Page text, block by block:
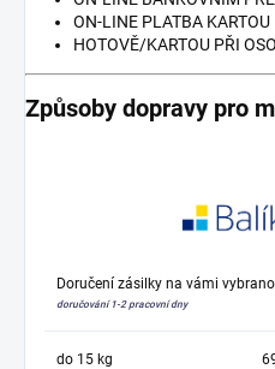
ON-LINE PLATBA KARTOU
HOTOVĚ/KARTOU PŘI
Způsoby dopravy pro
Doručení zásilky na vámi
doručování 1-2 pracovní dny
do 15 kg